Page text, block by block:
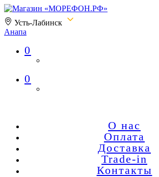
Усть-Лабинск
Анапа
Магазин «МОРЕФОН.РФ»
0
0
О нас
Оплата
Доставка
Trade-in
Контакты